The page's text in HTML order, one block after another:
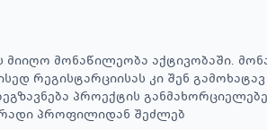
მონაწილეობა აქტივობაში.
რეგისტარციისას კი შენ
პროექტის
პროფილიდან შეძლებ